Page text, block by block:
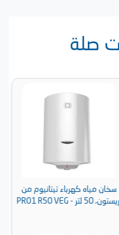
صلة
سخان مياه كهرباء تيتانيوم من
أريستون، 50 لتر - PRO1 R50 VEG